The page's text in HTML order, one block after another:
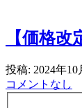
【価格
投稿: 2024年10
コメントなし